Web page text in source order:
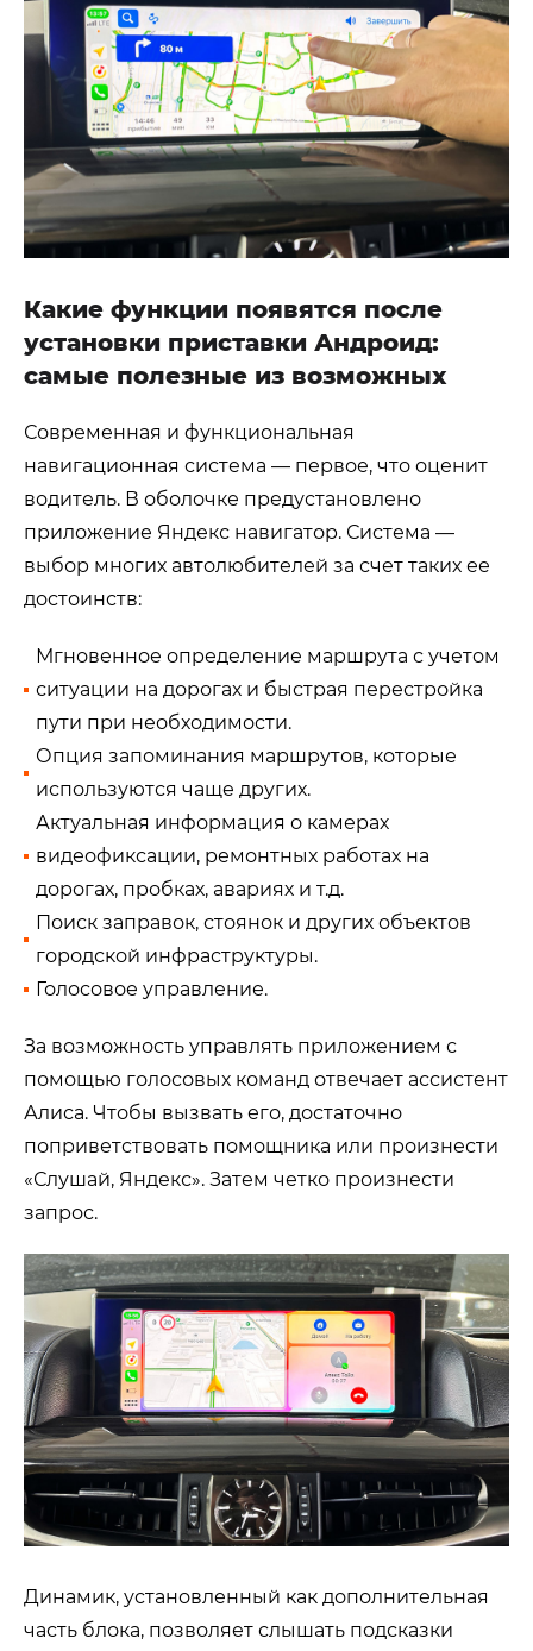
Какие функции появятся после
установки приставки Андроид:
самые полезные из возможных
Современная и функциональная
навигационная система — первое, что оценит
водитель. В оболочке предустановлено
приложение Яндекс навигатор. Система —
выбор многих автолюбителей за счет таких ее
достоинств:
Мгновенное определение маршрута с учетом
ситуации на дорогах и быстрая перестройка
пути при необходимости.
Опция запоминания маршрутов, которые
используются чаще других.
Актуальная информация о камерах
видеофиксации, ремонтных работах на
дорогах, пробках, авариях и т.д.
Поиск заправок, стоянок и других объектов
городской инфраструктуры.
Голосовое управление.
За возможность управлять приложением с
помощью голосовых команд отвечает ассистент
Алиса. Чтобы вызвать его, достаточно
поприветствовать помощника или произнести
«Слушай, Яндекс». Затем четко произнести
запрос.
Динамик, установленный как дополнительная
часть блока, позволяет слышать подсказки